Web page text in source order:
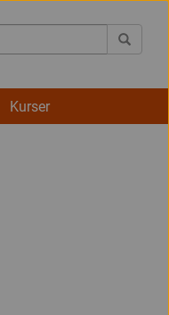
Kurser